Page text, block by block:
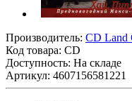
Производитель: CD Land
Код товара: CD
Доступность: На складе
Артикул: 4607156581221